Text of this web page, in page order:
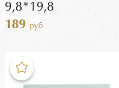
9,8*19,8
189 руб